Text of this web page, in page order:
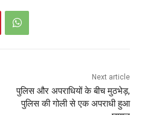
Next article
पुलिस और अपराधियों के बीच मुठभेड़,
पुलिस की गोली से एक अपराधी हुआ